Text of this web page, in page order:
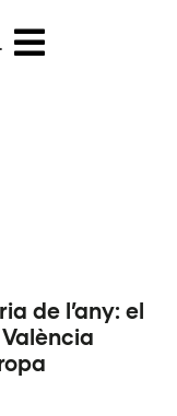
de l’any: el